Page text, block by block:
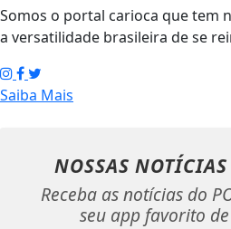
Somos o portal carioca que tem
a versatilidade brasileira de se
Saiba Mais
NOSSAS NOTÍCIAS
Receba as notícias do
seu app favorito